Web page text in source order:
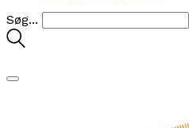
Søg...